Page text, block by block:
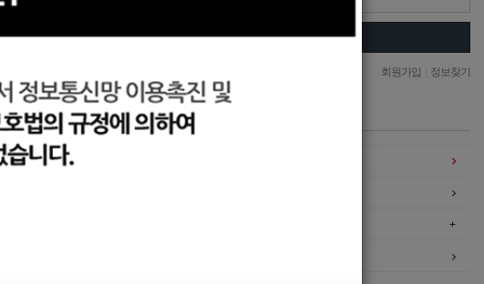
Login
회원가입 정보찾기
카테고리